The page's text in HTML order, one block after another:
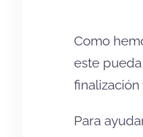
Como
este
Para